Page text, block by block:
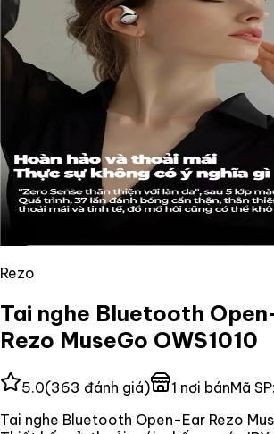
Rezo
Tai nghe Bluetooth
Rezo MuseGo OWS1010
5.0(363 đánh giá) 1 nơi bánMã SP:
Tai nghe Bluetooth Open-Ear Rezo